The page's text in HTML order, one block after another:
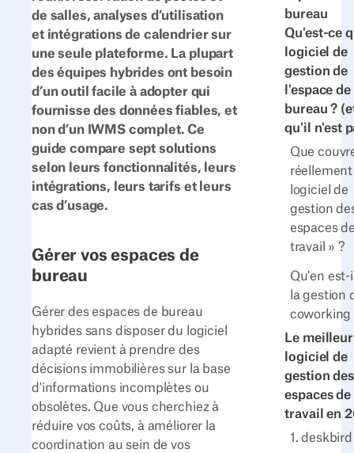
bureau
Qu'est-ce
logiciel de
gestion de
l'espace de
bureau ?
qu'il n'est
Que
logiciel de
gestion
espaces
travail » ?
Qu'en est-
la gestion
coworking
Le meilleur
logiciel de
gestion des
espaces de
travail en
1. deskbird
de salles, analyses d’utilisation
et intégrations de calendrier sur
une seule plateforme. La plupart
des équipes hybrides ont besoin
d’un outil facile à adopter qui
fournisse des données fiables, et
non d’un IWMS complet. Ce
guide compare sept solutions
selon leurs fonctionnalités, leurs
intégrations, leurs tarifs et leurs
cas d’usage.
Gérer vos espaces de
bureau
Gérer des espaces de bureau
hybrides sans disposer du logiciel
adapté revient à prendre des
décisions immobilières sur la base
d'informations incomplètes ou
obsolètes. Que vous cherchiez à
réduire vos coûts, à améliorer la
coordination au sein de vos